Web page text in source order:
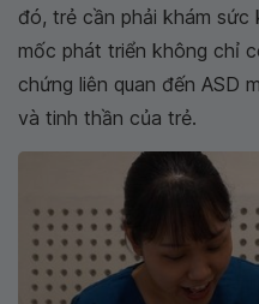
đó, trẻ cần phải khám
mốc phát triển không chỉ
chứng liên quan đến ASD
và tinh thần của trẻ.